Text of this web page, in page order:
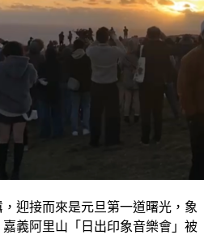
迎接而來是元旦第一道曙光，象
義阿里山「日出印象音樂會」被